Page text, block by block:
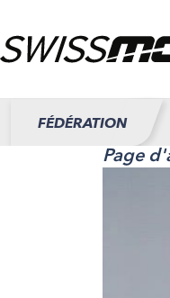
FÉDÉRATION
Page